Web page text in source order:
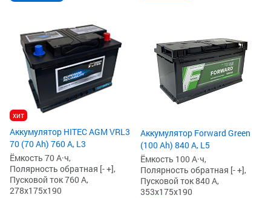
хит
Аккумулятор HITEC AGM VRL3
70 (70 Ah) 760 А, L3
Ёмкость 70 А·ч,
Полярность обратная [- +],
Пусковой ток 760 А,
278x175x190
Аккумулятор Forward Green
(100 Ah) 840 А, L5
Ёмкость 100 А·ч,
Полярность обратная [- +],
Пусковой ток 840 А,
353x175x190